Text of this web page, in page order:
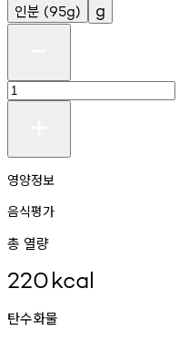
인분 (95g) g
영양정보
음식평가
총 열량
220kcal
탄수화물